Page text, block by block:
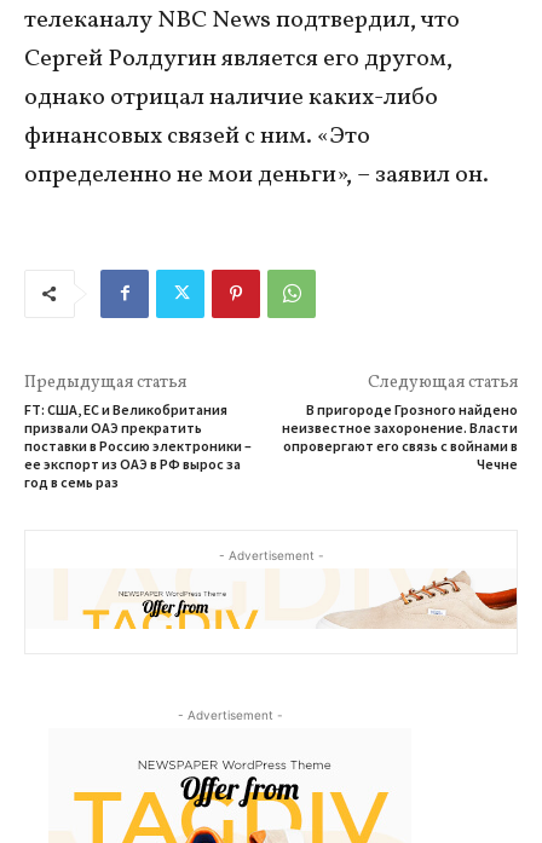
телеканалу NBC News подтвердил, что
Сергей Ролдугин является его другом,
однако отрицал наличие каких-либо
финансовых связей с ним. «Это
определенно не мои деньги», – заявил он.
Предыдущая статья
FT: США, ЕС и Великобритания
призвали ОАЭ прекратить
поставки в Россию электроники –
ее экспорт из ОАЭ в РФ вырос за
год в семь раз
Следующая статья
В пригороде Грозного найдено
неизвестное захоронение. Власти
опровергают его связь с войнами в
Чечне
- Advertisement -
- Advertisement -